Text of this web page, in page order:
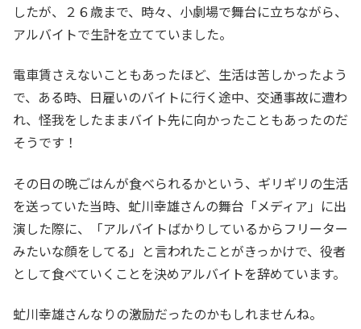
したが、２６歳まで、時々、小劇場で舞台に立ちながら、
アルバイトで生計を立てていました。
電車賃さえないこともあったほど、生活は苦しかったよう
で、ある時、日雇いのバイトに行く途中、交通事故に遭わ
れ、怪我をしたままバイト先に向かったこともあったのだ
そうです！
その日の晩ごはんが食べられるかという、ギリギリの生活
を送っていた当時、虻川幸雄さんの舞台「メディア」に出
演した際に、「アルバイトばかりしているからフリーター
みたいな顔をしてる」と言われたことがきっかけで、役者
として食べていくことを決めアルバイトを辞めています。
虻川幸雄さんなりの激励だったのかもしれませんね。